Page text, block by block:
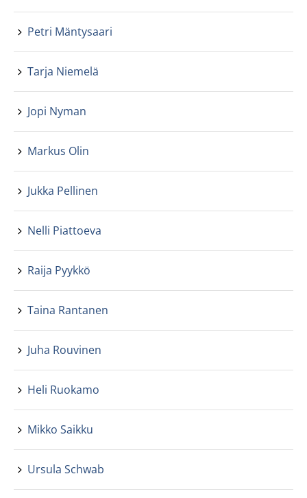
Petri Mäntysaari
Tarja Niemelä
Jopi Nyman
Markus Olin
Jukka Pellinen
Nelli Piattoeva
Raija Pyykkö
Taina Rantanen
Juha Rouvinen
Heli Ruokamo
Mikko Saikku
Ursula Schwab